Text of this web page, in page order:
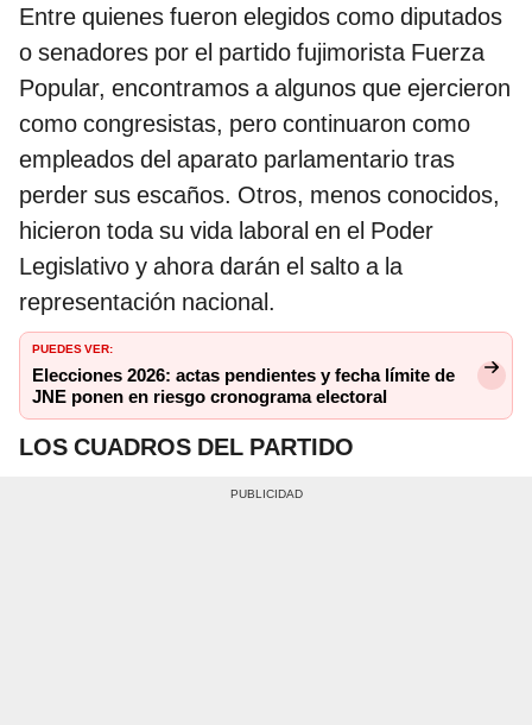
Entre quienes fueron elegidos como diputados
o senadores por el partido fujimorista Fuerza
Popular, encontramos a algunos que ejercieron
como congresistas, pero continuaron como
empleados del aparato parlamentario tras
perder sus escaños. Otros, menos conocidos,
hicieron toda su vida laboral en el Poder
Legislativo y ahora darán el salto a la
representación nacional.
PUEDES VER:
Elecciones 2026: actas pendientes y fecha límite de
JNE ponen en riesgo cronograma electoral
LOS CUADROS DEL PARTIDO